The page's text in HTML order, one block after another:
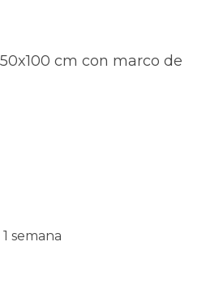
cm con marco de
semana